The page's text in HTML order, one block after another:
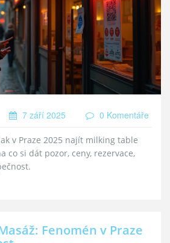
7 září 2025 0 Komentáře
v Praze 2025 najít milking table
co si dát pozor, ceny, rezervace,
Fenomén v Praze